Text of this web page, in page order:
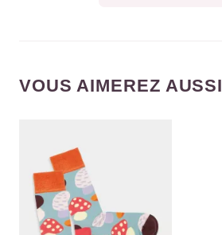
VOUS AIMEREZ AUSSI